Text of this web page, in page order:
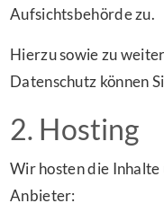
Aufsichtsbehörde zu.
Hierzu sowie zu
Datenschutz können
2. Hosting
Wir hosten die
Anbieter: